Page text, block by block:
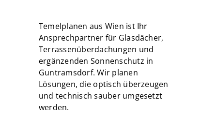
Temelplanen aus Wien ist Ihr
Ansprechpartner für Glasdächer,
Terrassenüberdachungen und
ergänzenden Sonnenschutz in
Guntramsdorf. Wir planen
Lösungen, die optisch überzeugen
und technisch sauber umgesetzt
werden.